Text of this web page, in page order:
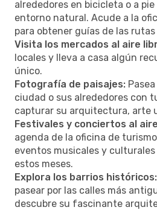
alrededores en bicicleta o a
entorno natural. Acude a la
para obtener guías de las
Visita los mercados al aire
locales y lleva a casa algún
único.
Fotografía de paisajes:
ciudad o sus alrededores con
capturar su arquitectura, arte
Festivales y conciertos al
agenda de la oficina de
eventos musicales y
estos meses.
Explora los barrios históricos:
pasear por las calles más
descubre su fascinante